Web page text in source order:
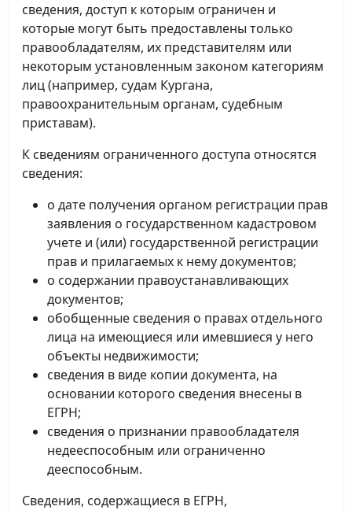
сведения, доступ к которым ограничен и
которые могут быть предоставлены только
правообладателям, их представителям или
некоторым установленным законом категориям
лиц (например, судам Кургана,
правоохранительным органам, судебным
приставам).
К сведениям ограниченного доступа относятся
сведения:
о дате получения органом регистрации прав
заявления о государственном кадастровом
учете и (или) государственной регистрации
прав и прилагаемых к нему документов;
о содержании правоустанавливающих
документов;
обобщенные сведения о правах отдельного
лица на имеющиеся или имевшиеся у него
объекты недвижимости;
сведения в виде копии документа, на
основании которого сведения внесены в
ЕГРН;
сведения о признании правообладателя
недееспособным или ограниченно
дееспособным.
Сведения, содержащиеся в ЕГРН,